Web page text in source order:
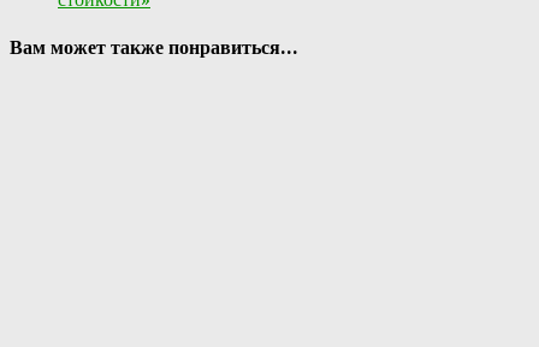
Вам может также понравиться...